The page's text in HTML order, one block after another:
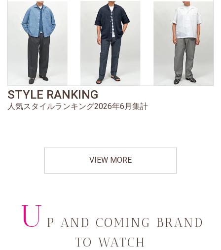
STYLE RANKING
人気スタイルランキング2026年6月集計
VIEW MORE
U P AND COMING BRAND
TO WATCH